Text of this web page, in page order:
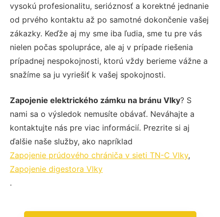
vysokú profesionalitu, serióznosť a korektné jednanie
od prvého kontaktu až po samotné dokončenie vašej
zákazky. Keďže aj my sme iba ľudia, sme tu pre vás
nielen počas spolupráce, ale aj v prípade riešenia
prípadnej nespokojnosti, ktorú vždy berieme vážne a
snažíme sa ju vyriešiť k vašej spokojnosti.
Zapojenie elektrického zámku na bránu Vlky? S
nami sa o výsledok nemusíte obávať. Neváhajte a
kontaktujte nás pre viac informácií. Prezrite si aj
ďalšie naše služby, ako napríklad
Zapojenie prúdového chrániča v sieti TN-C Vlky,
Zapojenie digestora Vlky
.